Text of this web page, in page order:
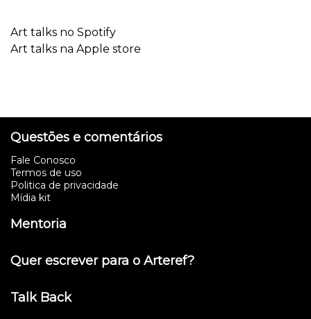
Art talks no Spotify
Art talks na Apple store
Questões e comentários
Fale Conosco
Termos de uso
Politica de privacidade
Mídia kit
Mentoria
Quer escrever para o Arteref?
Talk Back